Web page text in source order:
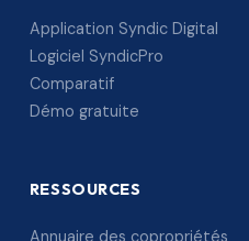
Application Syndic Digital
Logiciel SyndicPro
Comparatif
Démo gratuite
RESSOURCES
Annuaire des copropriétés